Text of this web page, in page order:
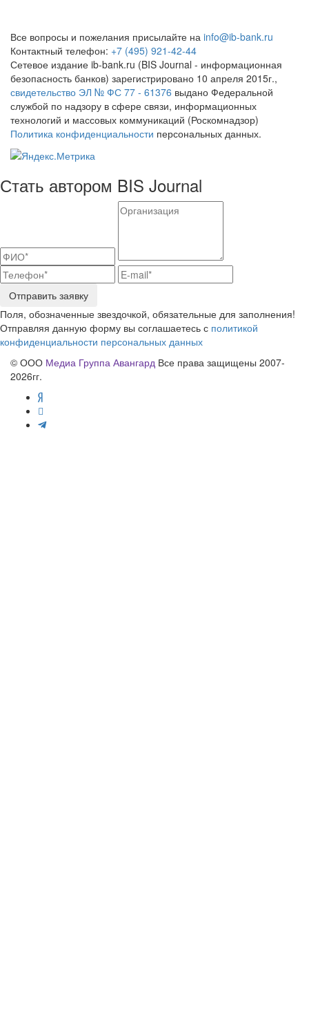
Все вопросы и пожелания присылайте на info@ib-bank.ru
Контактный телефон: +7 (495) 921-42-44
Сетевое издание ib-bank.ru (BIS Journal - информационная
безопасность банков) зарегистрировано 10 апреля 2015г.,
свидетельство ЭЛ № ФС 77 - 61376 выдано Федеральной
службой по надзору в сфере связи, информационных
технологий и массовых коммуникаций (Роскомнадзор)
Политика конфиденциальности персональных данных.
Стать автором BIS Journal
Отправить заявку
Поля, обозначенные звездочкой, обязательные для заполнения!
Отправляя данную форму вы соглашаетесь с политикой
конфиденциальности персональных данных
© ООО Медиа Группа Авангард Все права защищены 2007-
2026гг.